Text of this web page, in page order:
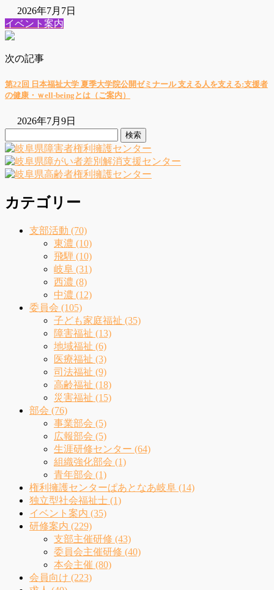
2026年7月7日
イベント案内
次の記事
第22回 日本福祉大学 夏季大学院公開ゼミナール 支える人を支える:支援者
の健康・ｗell-beingとは（ご案内）
2026年7月9日
索:
カテゴリー
支部活動 (70)
東濃 (10)
飛騨 (10)
岐阜 (31)
西濃 (8)
中濃 (12)
委員会 (105)
子ども家庭福祉 (35)
障害福祉 (13)
地域福祉 (6)
医療福祉 (3)
司法福祉 (9)
高齢福祉 (18)
災害福祉 (15)
部会 (76)
事業部会 (5)
広報部会 (5)
生涯研修センター (64)
組織強化部会 (1)
青年部会 (1)
権利擁護センターぱあとなあ岐阜 (14)
独立型社会福祉士 (1)
イベント案内 (35)
研修案内 (229)
支部主催研修 (43)
委員会主催研修 (40)
本会主催 (80)
会員向け (223)